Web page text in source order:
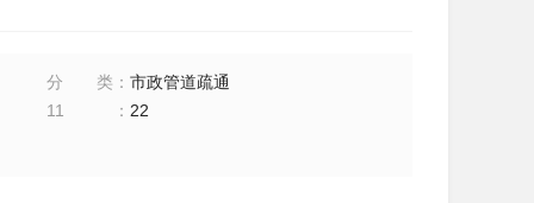
分类 ：市政管道疏通
11 ： 22